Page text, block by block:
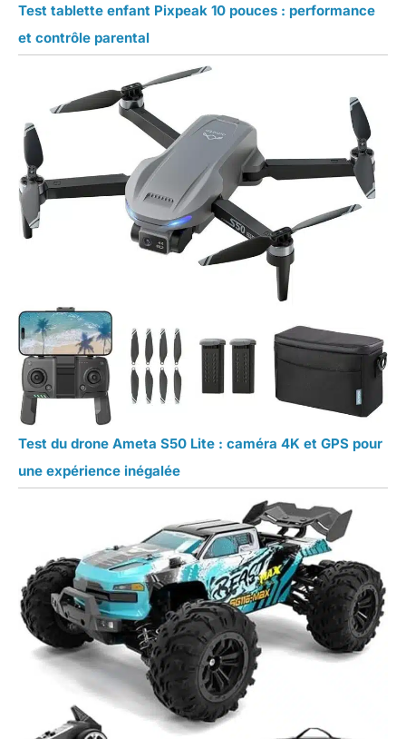
Test tablette enfant Pixpeak 10 pouces : performance
et contrôle parental
Test du drone Ameta S50 Lite : caméra 4K et GPS pour
une expérience inégalée